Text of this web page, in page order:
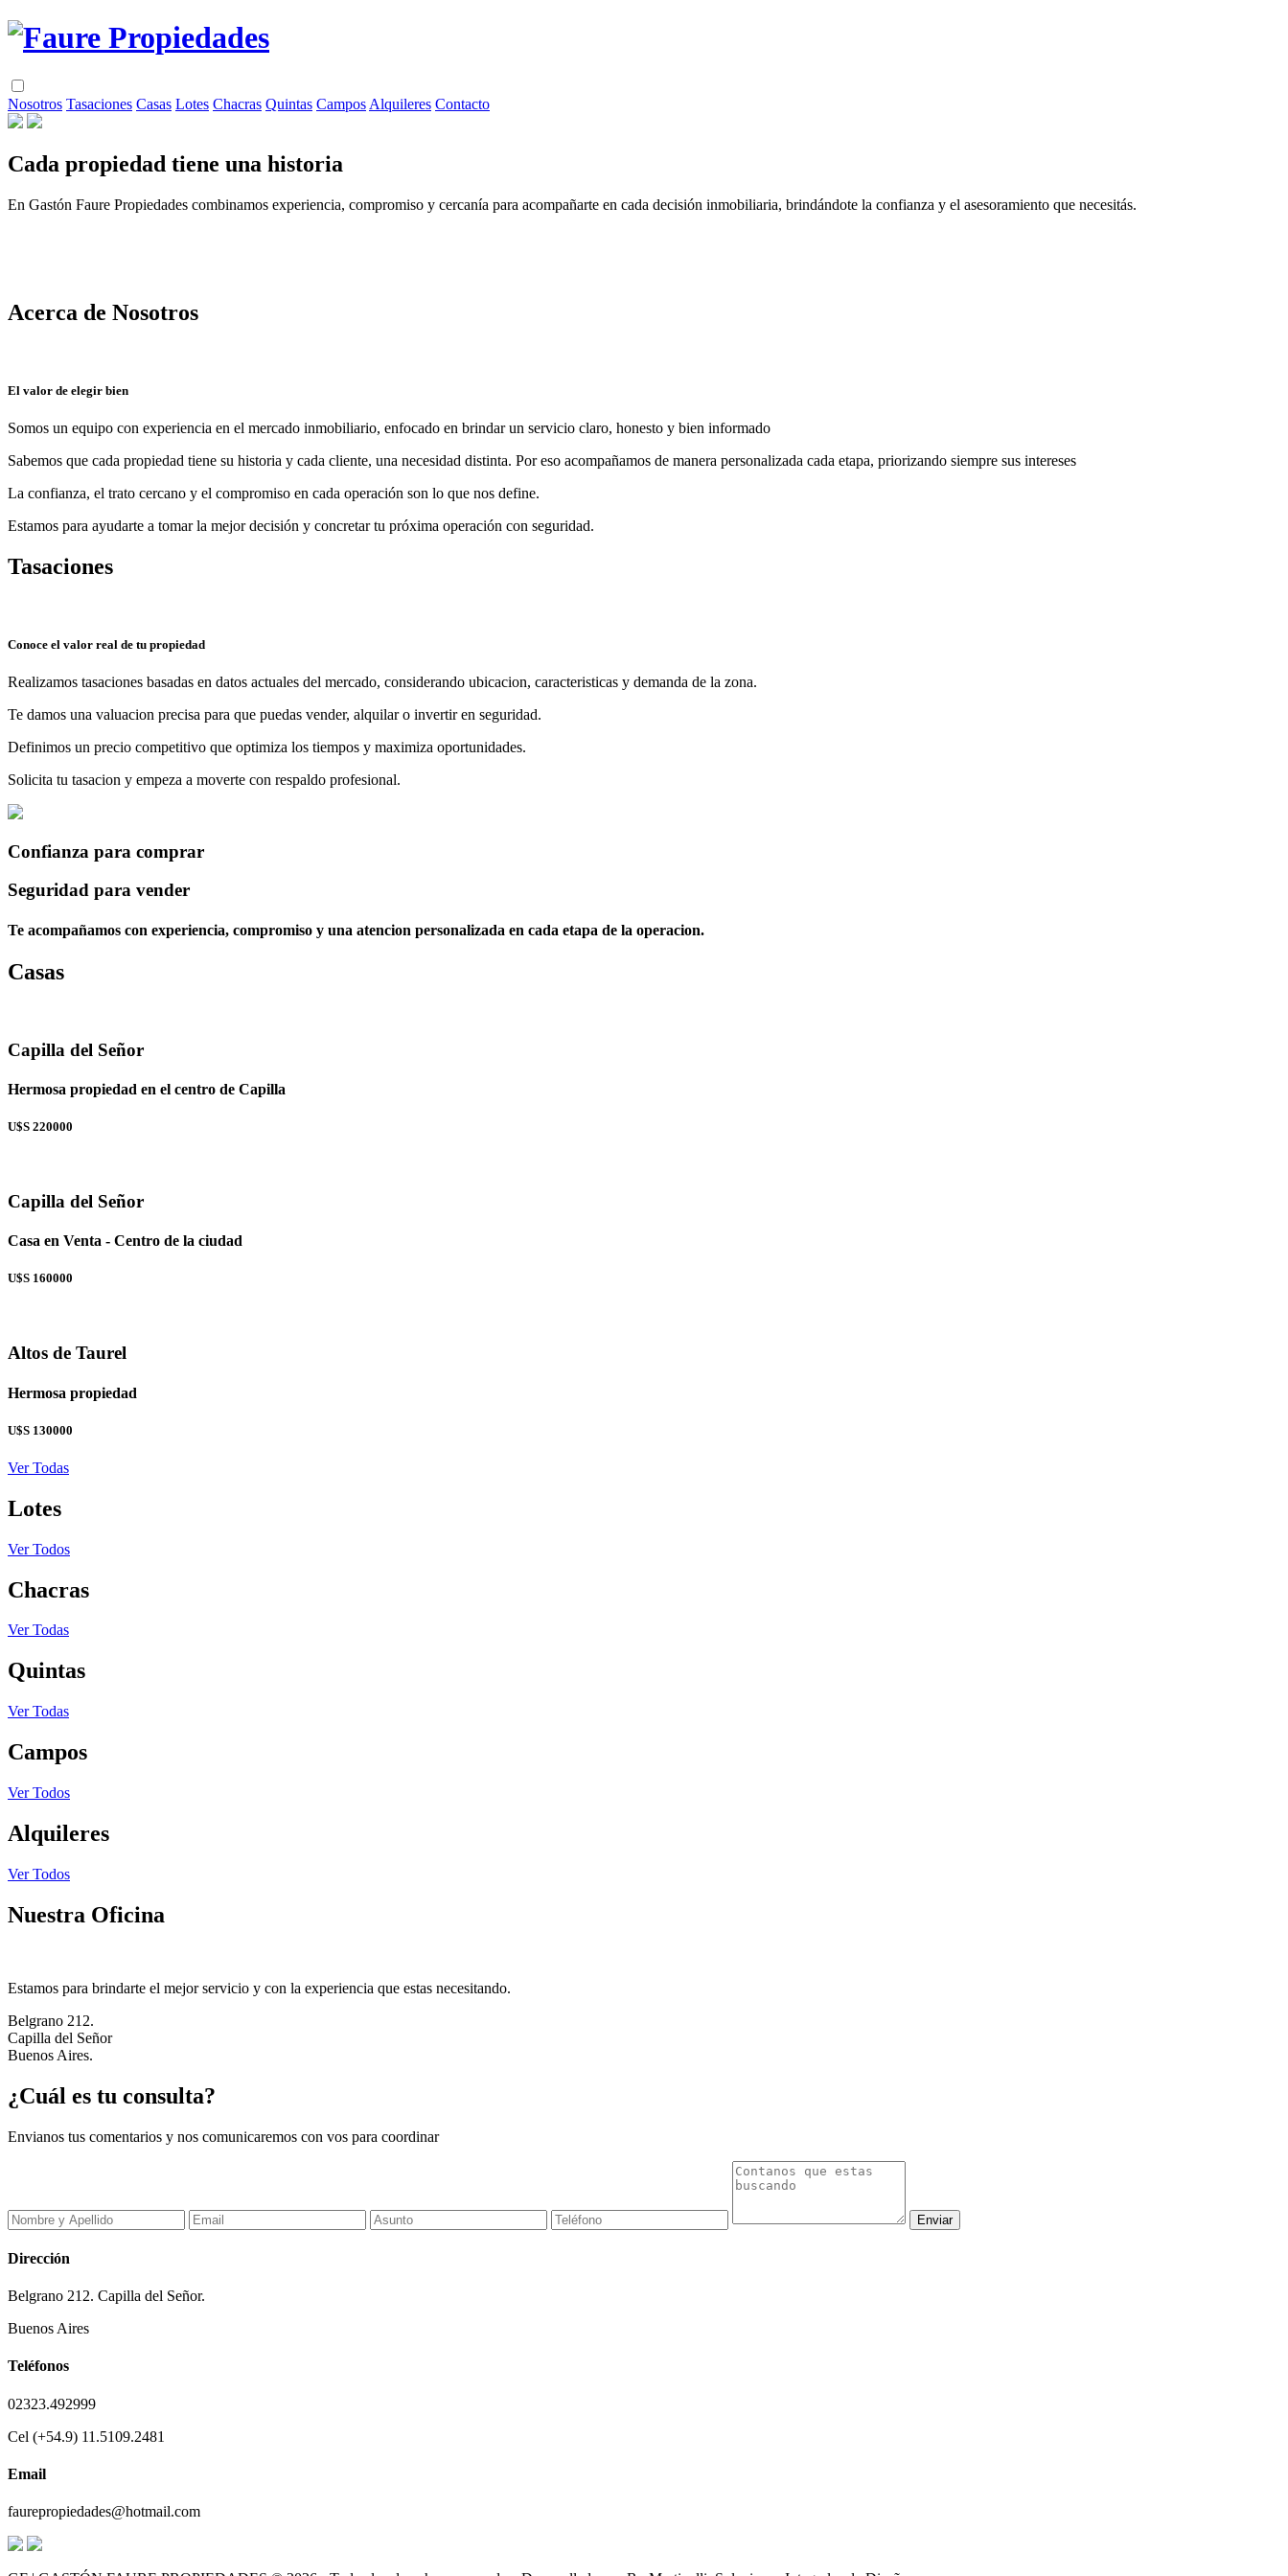
Nosotros Tasaciones Casas Lotes Chacras Quintas Campos Alquileres Contacto
Cada propiedad tiene una historia
En Gastón Faure Propiedades combinamos experiencia, compromiso y cercanía para acompañarte en cada decisión inmobiliaria, brindándote la confianza y el asesoramiento que necesitás.
Acerca de Nosotros
El valor de elegir bien
Somos un equipo con experiencia en el mercado inmobiliario, enfocado en brindar un servicio claro, honesto y bien informado
Sabemos que cada propiedad tiene su historia y cada cliente, una necesidad distinta. Por eso acompañamos de manera personalizada cada etapa, priorizando siempre sus intereses
La confianza, el trato cercano y el compromiso en cada operación son lo que nos define.
Estamos para ayudarte a tomar la mejor decisión y concretar tu próxima operación con seguridad.
Tasaciones
Conoce el valor real de tu propiedad
Realizamos tasaciones basadas en datos actuales del mercado, considerando ubicacion, caracteristicas y demanda de la zona.
Te damos una valuacion precisa para que puedas vender, alquilar o invertir en seguridad.
Definimos un precio competitivo que optimiza los tiempos y maximiza oportunidades.
Solicita tu tasacion y empeza a moverte con respaldo profesional.
Confianza para comprar
Seguridad para vender
Te acompañamos con experiencia, compromiso y una atencion personalizada en cada etapa de la operacion.
Casas
Capilla del Señor
Hermosa propiedad en el centro de Capilla
U$S 220000
Capilla del Señor
Casa en Venta - Centro de la ciudad
U$S 160000
Altos de Taurel
Hermosa propiedad
U$S 130000
Ver Todas
Lotes
Ver Todos
Chacras
Ver Todas
Quintas
Ver Todas
Campos
Ver Todos
Alquileres
Ver Todos
Nuestra Oficina
Estamos para brindarte el mejor servicio y con la experiencia que estas necesitando.
Belgrano 212.
Capilla del Señor
Buenos Aires.
¿Cuál es tu consulta?
Envianos tus comentarios y nos comunicaremos con vos para coordinar
Dirección
Belgrano 212. Capilla del Señor.
Buenos Aires
Teléfonos
02323.492999
Cel (+54.9) 11.5109.2481
Email
faurepropiedades@hotmail.com